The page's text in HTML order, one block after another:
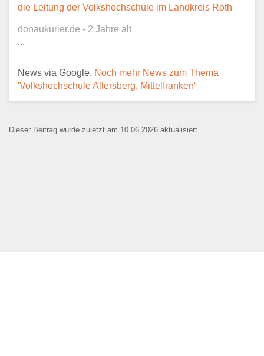
E-Mail*
die Leitung der Volkshochschule im Landkreis Roth
donaukurier.de - 2 Jahre alt
...
News via Google. Noch mehr News zum Thema
'Volkshochschule Allersberg, Mittelfranken'
Dieser Beitrag wurde zuletzt am 10.06.2026 aktualisiert.